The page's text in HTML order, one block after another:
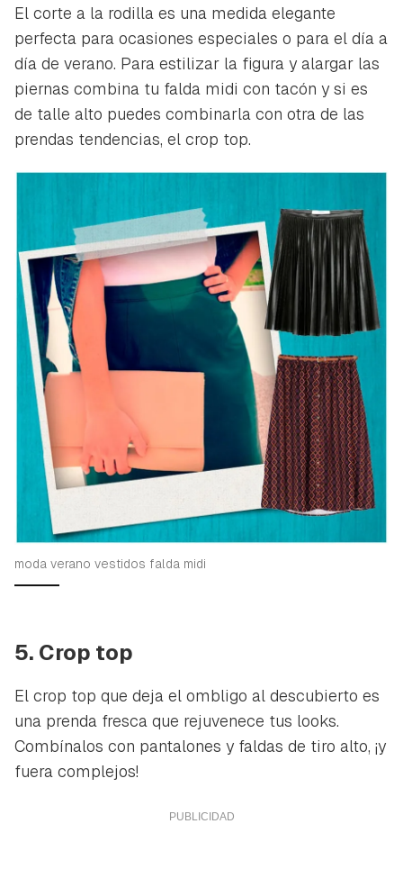
El corte a la rodilla es una medida elegante
perfecta para ocasiones especiales o para el día a
día de verano. Para estilizar la figura y alargar las
piernas combina tu falda midi con tacón y si es
de talle alto puedes combinarla con otra de las
prendas tendencias, el crop top.
moda verano vestidos falda midi
5. Crop top
El crop top que deja el ombligo al descubierto es
una prenda fresca que rejuvenece tus looks.
Combínalos con pantalones y faldas de tiro alto, ¡y
fuera complejos!